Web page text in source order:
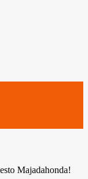
Majadahonda!